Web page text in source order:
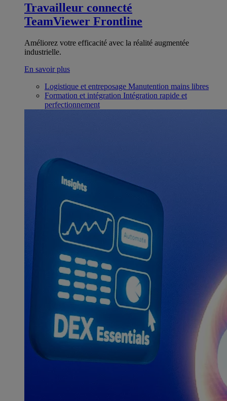
Travailleur connecté
TeamViewer Frontline
Améliorez votre efficacité avec la réalité augmentée
industrielle.
En savoir plus
Logistique et entreposage Manutention mains libres
Formation et intégration Intégration rapide et
perfectionnement